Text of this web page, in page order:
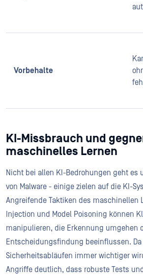
Vorbehalte
KI-Missbrauch und
maschinelles Lernen
Nicht bei allen KI-Bedrohungen geht es
von Malware - einige zielen auf die KI-
Angreifende Taktiken des maschinellen
Injection und Model Poisoning können
manipulieren, die Erkennung umgehen
Entscheidungsfindung beeinflussen. Da
Sicherheitsabläufen immer wichtiger
Angriffe deutlich, dass robuste Tests